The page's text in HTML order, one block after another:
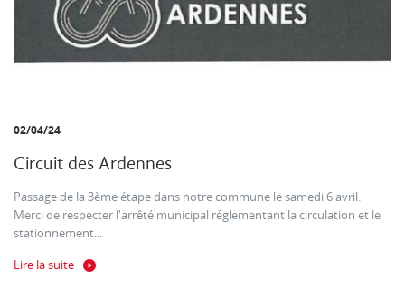
02/04/24
Circuit des Ardennes
Passage de la 3ème étape dans notre commune le samedi 6 avril.
Merci de respecter l'arrêté municipal réglementant la circulation et le
stationnement...
Lire la suite